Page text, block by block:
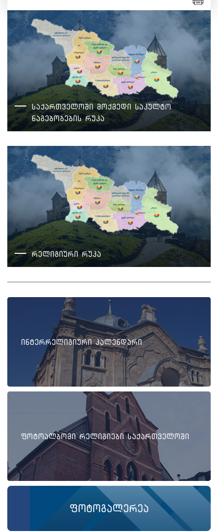
საქართველოში მოქმედი საკულტო
ნაგებობების რუკა
რელიგიური რუკა
ინტერრელიგიური კალენდარი
ფოტოალბომი რელიგიები საქართველოში
ფოტოგალერეა